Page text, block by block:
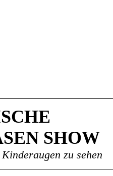
SHOW
zu sehen